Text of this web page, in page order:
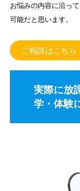
お悩みの内容に沿っ
可能だと思います。
ご相談はこちら
実際に放
学・体験